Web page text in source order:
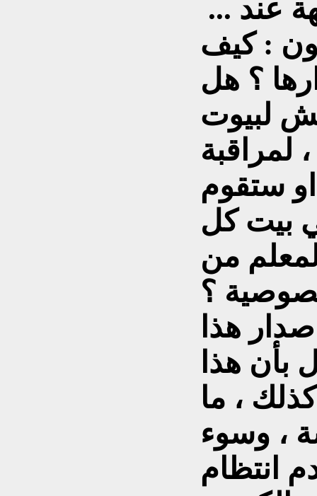
... وهنا ، تبدأ القهقهة عند
: كيف
؟ هل
لبيوت
لمراقبة
ستقوم
بيت كل
من
؟
هذا
بأن هذا
، ما
، وسوء
انتظام